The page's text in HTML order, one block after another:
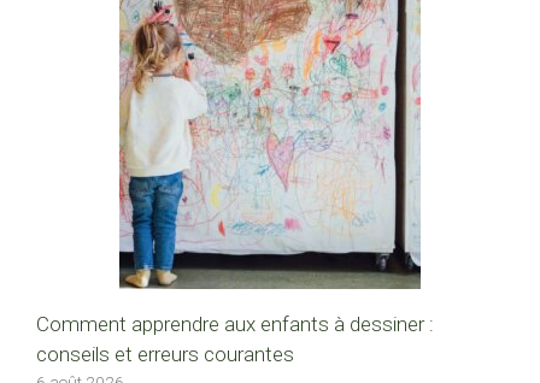
Comment apprendre aux enfants à dessiner :
conseils et erreurs courantes